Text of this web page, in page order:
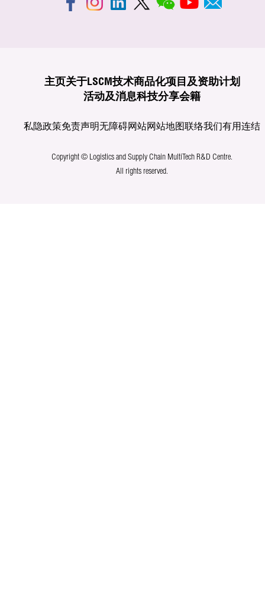
主页关于LSCM技术商品化项目及资助计划
活动及消息科技分享会籍
私隐政策免责声明无障碍网站网站地图联络我们有用连结
Copyright © Logistics and Supply Chain MultiTech R&D Centre.
All rights reserved.